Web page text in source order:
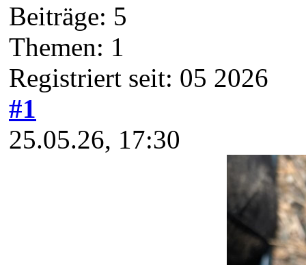
Beiträge: 5
Themen: 1
Registriert seit: 05 2026
#1
25.05.26, 17:30